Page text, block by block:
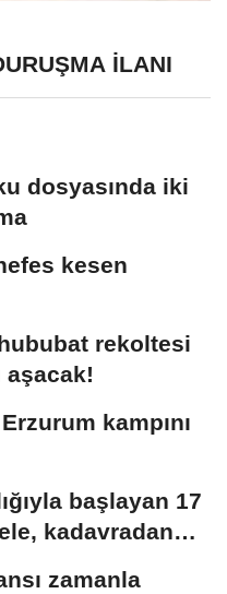
İLANI
dosyasında iki
kesen
rekoltesi
aşacak!
kampını
başlayan 17
kadavradan
zamanla